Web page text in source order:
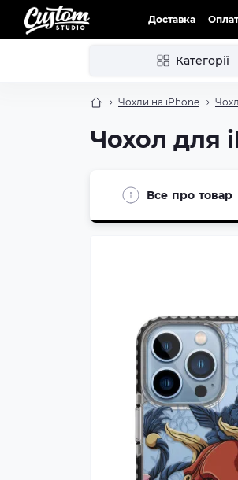
Доставка
Категорії
Чохли на iPhone
Чохол для
Все про товар